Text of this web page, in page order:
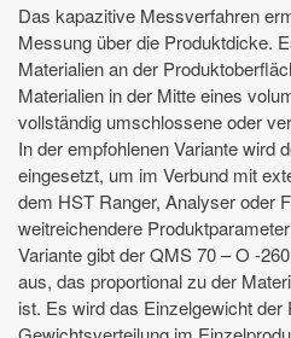
Das kapazitive Messverfahren
Messung über die Produktdicke.
Materialien an der
Materialien in der Mitte eines
vollständig umschlossene oder
In der empfohlenen Variante wird
eingesetzt, um im Verbund mit
dem HST Ranger, Analyser oder
weitreichendere
Variante gibt der QMS 70 – O -
aus, das proportional zu der
ist. Es wird das Einzelgewicht der